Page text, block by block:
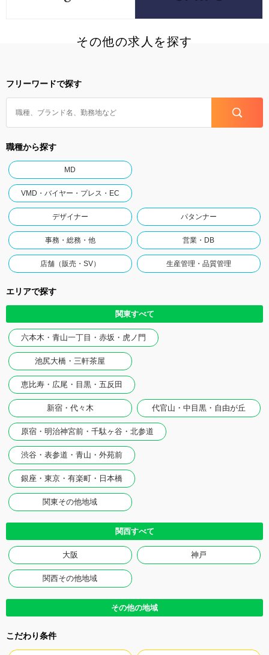
その他の求人を探す
フリーワードで探す
職種から探す
MD
VMD・バイヤー・プレス・EC
デザイナー パタンナー
事務・総務・他 営業・DB
店舗（販売・SV） 生産管理・品質管理
エリアで探す
関東すべて
六本木・青山一丁目・赤坂・虎ノ門
池尻大橋・三軒茶屋
恵比寿・広尾・目黒・五反田
新宿・代々木 代官山・中目黒・自由が丘
原宿・明治神宮前・千駄ヶ谷・北参道
渋谷・表参道・青山・外苑前
銀座・東京・有楽町・日本橋
関東その他地域
関西すべて
大阪 神戸
関西その他地域
その他の地域
こだわり条件